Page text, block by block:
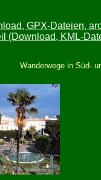
GPX-Dateien,
(Download, KML-
Wanderwege in Süd-